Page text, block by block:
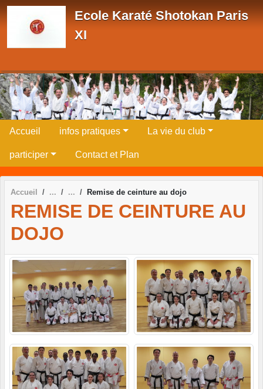
Ecole Karaté Shotokan Paris
XI
Accueil infos pratiques La vie du club
participer Contact et Plan
Accueil Remise de ceinture au dojo
REMISE DE CEINTURE AU
DOJO
Panneau de gestion des cookies